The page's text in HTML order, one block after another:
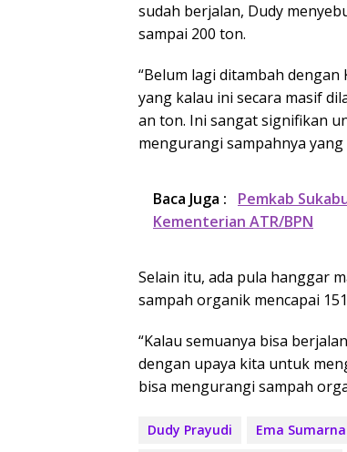
sudah berjalan, Dudy
sampai 200 ton.
“Belum lagi ditambah
yang kalau ini secara masif
an ton. Ini sangat signifikan
mengurangi sampahnya
Baca Juga :
Pemkab
Kementerian ATR/BPN
Selain itu, ada pula hanggar
sampah organik mencapai
“Kalau semuanya bisa
dengan upaya kita untuk
bisa mengurangi sampah
Dudy Prayudi Ema Sumarna